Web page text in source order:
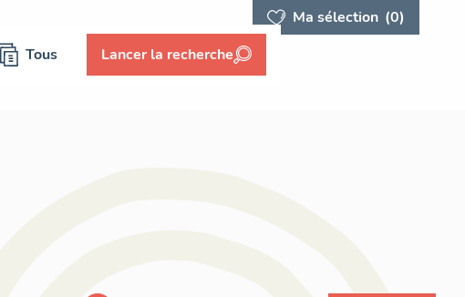
Ma sélection (0)
Tous Lancer la recherche